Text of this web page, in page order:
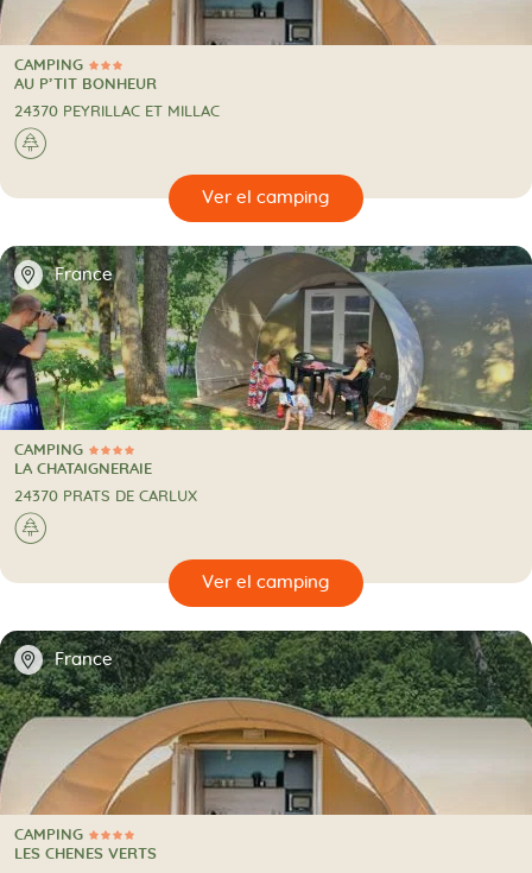
3 Estrellas
CAMPING
CAMPING
AU P’TIT BONHEUR
24370 PEYRILLAC ET MILLAC
🌲
🔍
📍 France
4 Estrellas
CAMPING
CAMPING
LA CHATAIGNERAIE
24370 PRATS DE CARLUX
🌲
🔍
📍 France
4 Estrellas
CAMPING
CAMPING
LES CHENES VERTS